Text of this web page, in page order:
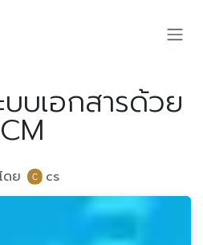
บเอกสารด้วย
ดย cs